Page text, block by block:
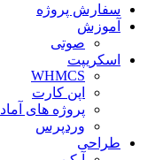
سفارش پروژه
آموزش
صوتی
اسکریپت
WHMCS
اپن کارت
پروژه های
وردپرس
طراحی